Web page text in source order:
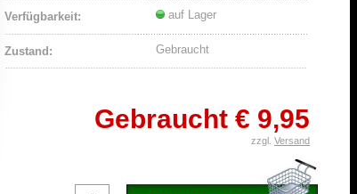
Verfügbarkeit: auf Lager
Zustand: Gebraucht
Gebraucht € 9,95
zzgl. Versand